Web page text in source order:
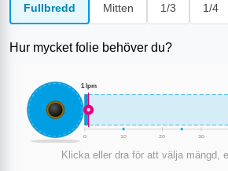
Fullbredd Mitten 1/3 1/4
Hur mycket folie behöver du?
1 lpm
0 10 20 30
Klicka eller dra för att välja mängd,